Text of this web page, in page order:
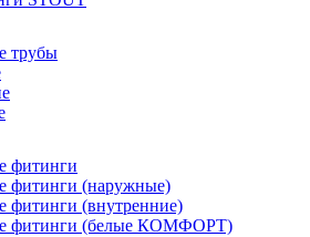
трубы
фитинги
фитинги (наружные)
фитинги (внутренние)
фитинги (белые КОМФОРТ)